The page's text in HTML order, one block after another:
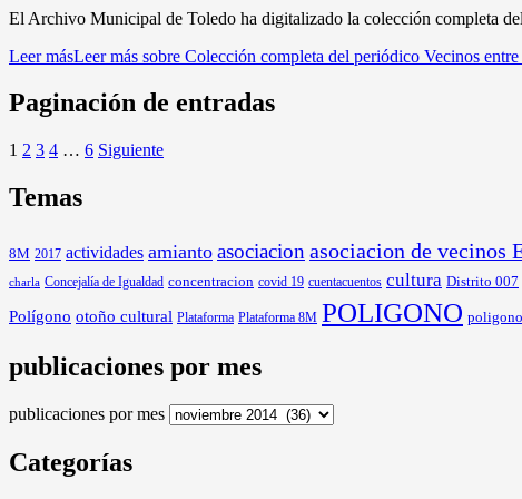
El Archivo Municipal de Toledo ha digitalizado la colección completa
Leer másLeer más sobre Colección completa del periódico Vecinos
Paginación de entradas
1 2 3 4 … 6 Siguiente
Temas
8M 2017 actividades amianto asociacion asociacion de vecinos
charla Concejalía de Igualdad concentracion covid 19 cuentacuentos cultura Distrito 007
Polígono otoño cultural Plataforma Plataforma 8M POLIGONO
publicaciones por mes
publicaciones por mes
Categorías